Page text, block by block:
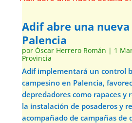
Adif abre una
Palencia
por Óscar Herrero Román | 1
Provincia
Adif implementará un control
campesino en Palencia,
depredadores como rapaces y
la instalación de posaderos y
acompañado de campañas de